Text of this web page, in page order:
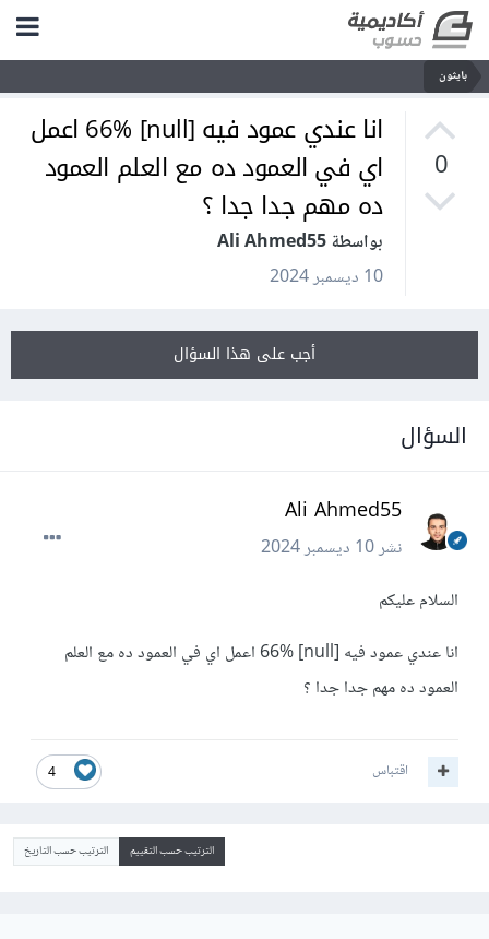
بايثون
0
انا عندي عمود فيه [null] 66% اعمل
اي في العمود ده مع العلم العمود
ده مهم جدا جدا ؟
بواسطة Ali Ahmed55
10 ديسمبر 2024
أجب على هذا السؤال
السؤال
Ali Ahmed55
نشر10 ديسمبر 2024
السلام عليكم
انا عندي عمود فيه [null] 66% اعمل اي في العمود ده مع العلم
العمود ده مهم جدا جدا ؟
4 اقتباس
الترتيب حسب التقييم الترتيب حسب التاريخ